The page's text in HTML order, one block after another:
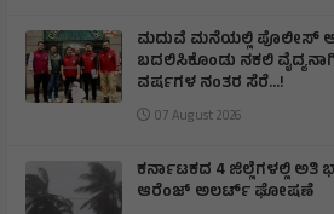
ಮದುವೆ ಮನೆಯಲ್ಲಿ ಪೊಲೀಸ್
ಬದಲಿಸಿಕೊಂಡು ನಕಲಿ
ವರ್ಷಗಳ ನಂತರ ಸೆರೆ…!
07 August 2026
ಕರ್ನಾಟಕದ 4 ಜಿಲ್ಲೆಗಳಲ್ಲಿ ಅತಿ
ಆರೆಂಜ್‌ ಅಲರ್ಟ್‌ ಘೋಷಣೆ